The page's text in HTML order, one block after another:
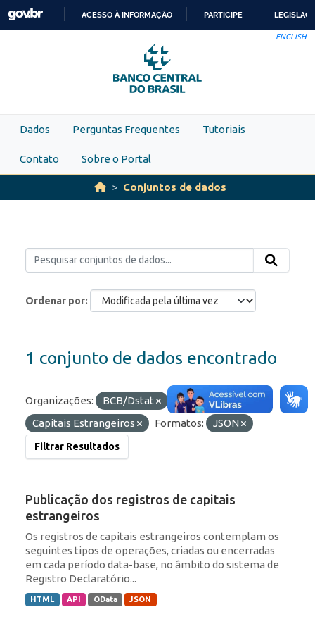
Skip to main content
PARA
O
CONTEÚDO
ACESSO À INFORMAÇÃO PARTICIPE
ENGLISH
Dados Perguntas Frequentes Tutoriais
Contato Sobre o Portal
Conjuntos de dados
Ordenar por
1 conjunto de dados encontrado
Organizações: BCB/Dstat Etiquetas:
IED
Capitais Estrangeiros
Formatos: JSON
Filtrar Resultados
Publicação dos registros de capitais
estrangeiros
Os registros de capitais estrangeiros contemplam os
seguintes tipos de operações, criadas ou encerradas
em cada período data-base, no âmbito do sistema de
Registro Declaratório...
HTML API OData JSON